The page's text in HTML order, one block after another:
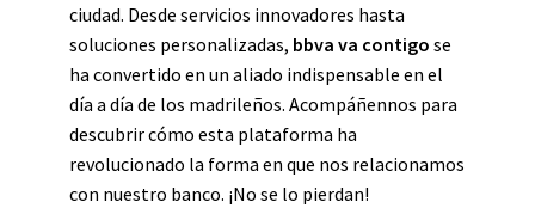
ciudad. Desde servicios innovadores hasta
soluciones personalizadas, bbva va contigo se
ha convertido en un aliado indispensable en el
día a día de los madrileños. Acompáñennos para
descubrir cómo esta plataforma ha
revolucionado la forma en que nos relacionamos
con nuestro banco. ¡No se lo pierdan!